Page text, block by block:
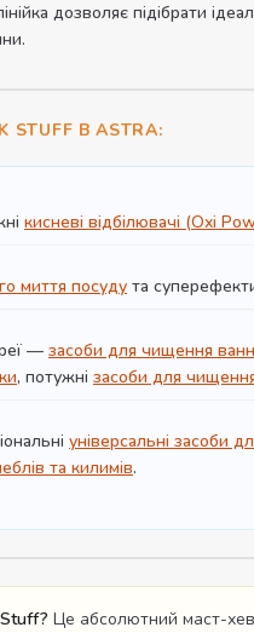
дозволяє підібрати
В ASTRA:
кисневі відбілювачі (Oxi
миття посуду та
— засоби для чищення
, потужні засоби для чищення
універсальні засоби
та килимів.
Це абсолютний маст-